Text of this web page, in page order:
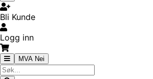
Bli Kunde
Logg inn
MVA Nei